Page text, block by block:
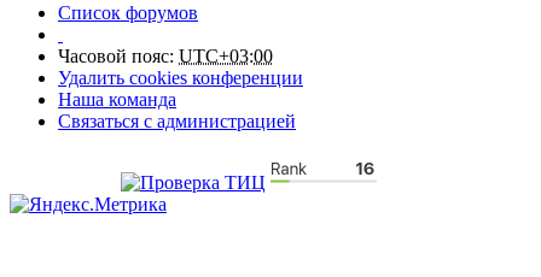
Список форумов
Часовой пояс: UTC+03:00
Удалить cookies конференции
Наша команда
Связаться с администрацией